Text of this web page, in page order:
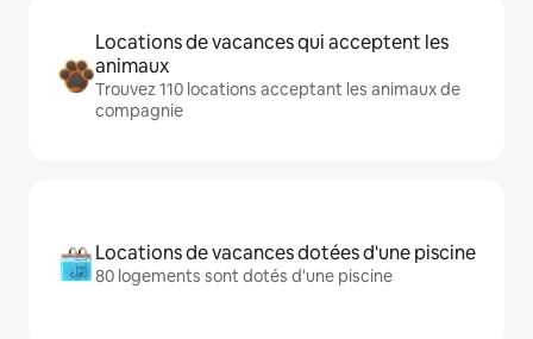
Locations de vacances qui acceptent les
animaux
Trouvez 110 locations acceptant les animaux de
compagnie
Locations de vacances dotées d'une piscine
80 logements sont dotés d'une piscine